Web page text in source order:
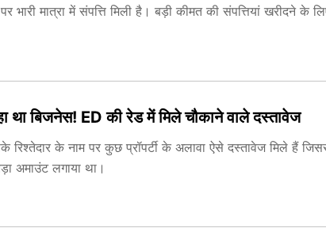
मात्रा में संपत्ति मिली है। बड़ी कीमत की संपत्तियां खरीदने के
था बिजनेस! ED की रेड में मिले चौकाने वाले दस्तावेज
के नाम पर कुछ प्रॉपर्टी के अलावा ऐसे दस्तावेज मिले हैं
अमाउंट लगाया था।